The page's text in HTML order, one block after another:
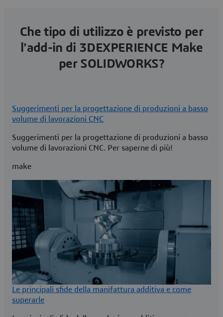
Che tipo di utilizzo è previsto per
l'add-in di 3DEXPERIENCE Make
per SOLIDWORKS?
Suggerimenti per la progettazione di produzioni a basso
volume di lavorazioni CNC
Suggerimenti per la progettazione di produzioni a basso
volume di lavorazioni CNC. Per saperne di più!
make
Le principali sfide della manifattura additiva e come
superarle